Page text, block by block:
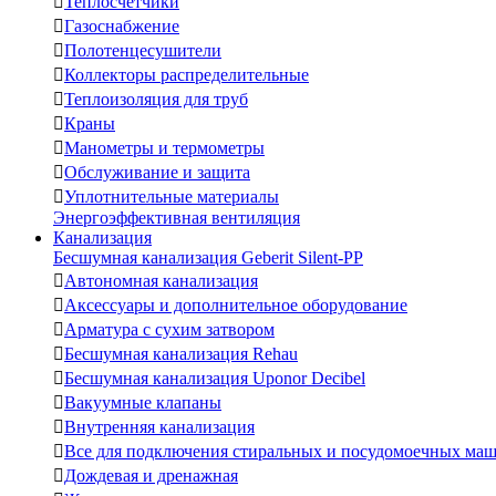
Газоснабжение
Полотенцесушители
Коллекторы распределительные
Теплоизоляция для труб
Краны
Манометры и термометры
Обслуживание и защита
Уплотнительные материалы
Энергоэффективная вентиляция
Канализация
Бесшумная канализация Geberit Silent-PP
Автономная канализация
Аксессуары и дополнительное оборудование
Арматура с сухим затвором
Бесшумная канализация Rehau
Бесшумная канализация Uponor Decibel
Вакуумные клапаны
Внутренняя канализация
Все для подключения стиральных и посудомоечных
Дождевая и дренажная